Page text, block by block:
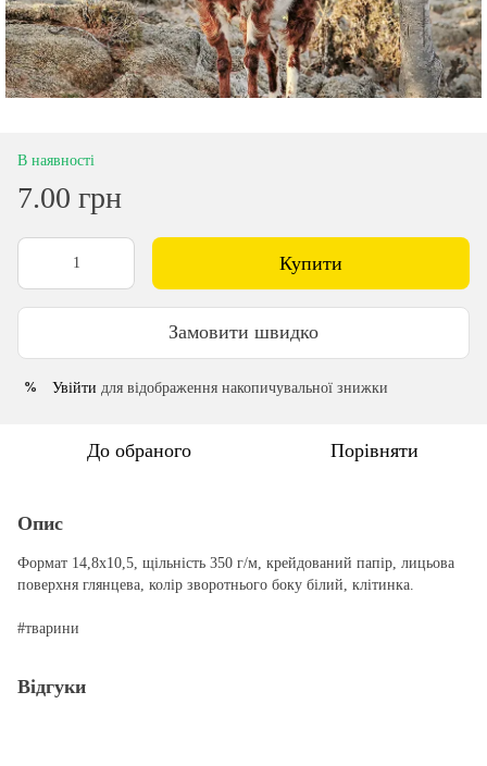
В наявності
7.00 грн
Купити
Замовити швидко
% Увійти для відображення накопичувальної знижки
До обраного Порівняти
Опис
Формат 14,8х10,5, щільність 350 г/м, крейдований папір, лицьова
поверхня глянцева, колір зворотнього боку білий, клітинка.
#тварини
Відгуки